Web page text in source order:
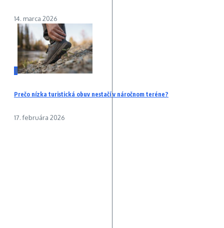
14. marca 2026
3
Prečo nízka turistická obuv nestačí v náročnom teréne?
17. februára 2026